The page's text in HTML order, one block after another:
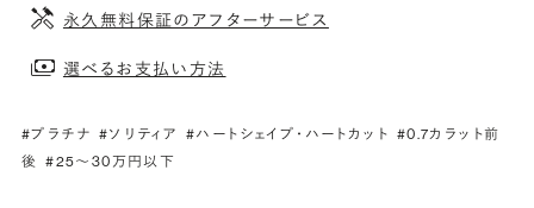
永久無料保証のアフターサービス
選べるお支払い方法
#プラチナ #ソリティア #ハートシェイプ・ハートカット #0.7カラット前
後
#25〜30万円以下